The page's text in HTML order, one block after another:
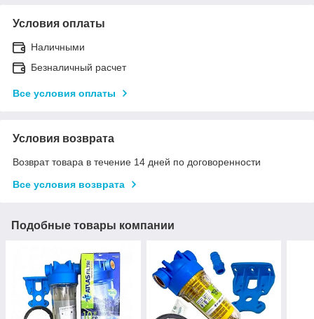
Условия оплаты
Наличными
Безналичный расчет
Все условия оплаты
Условия возврата
Возврат товара в течение 14 дней по договоренности
Все условия возврата
Подобные товары компании